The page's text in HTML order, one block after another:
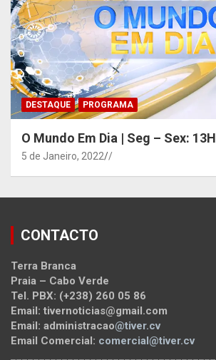
DESTAQUE PROGRAMA
O Mundo Em Dia | Seg – Sex: 13H
5 de Janeiro, 2022 /
CONTACTO
Terra Branca
Praia – Cabo Verde
Tel. PBX: (+238) 260 05 86
Email: tivernoticias@gmail.com
Email: administracao@tiver.cv
Email Comercial: comercial@tiver.cv